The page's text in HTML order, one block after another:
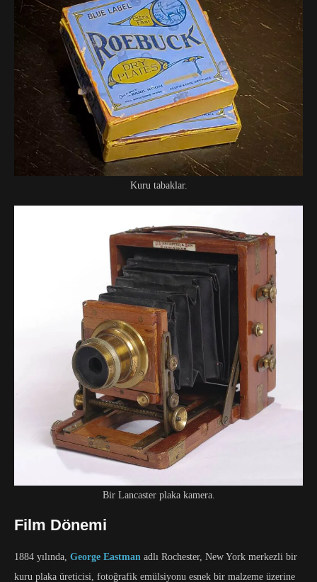
Kuru tabaklar.
Bir Lancaster plaka kamera.
Film Dönemi
1884 yılında, George Eastman adlı Rochester, New York merkezli bir
kuru plaka üreticisi, fotoğrafik emülsiyonu esnek bir malzeme üzerine